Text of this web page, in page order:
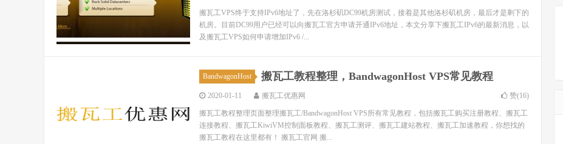
搬瓦工VPS终于支持IPv6地址了，先在洛杉矶DC99机房测试，接着是其他洛杉矶机房，最后才是剩下的
机房。目前DC99用户已经可以向搬瓦工官方申请开通IPv6地址，本文分享下搬瓦工IPv6的最新消息，以
及搬瓦工VPS如何申请增加IPv6 /...
BandwagonHost 搬瓦工教程整理，BandwagonHost VPS常见教程
2020-01-11 搬瓦工优惠网 赞(16)
搬瓦工教程整理页面整理搬瓦工/BandwagonHost VPS所有常见教程，包括搬瓦工购买注册教程、搬瓦工
连接教程、搬瓦工KiwiVM控制面板教程、搬瓦工测评、搬瓦工建站教程、搬瓦工加速教程，你想找的
搬瓦工教程在这里都有！ 搬瓦工官网 搬...